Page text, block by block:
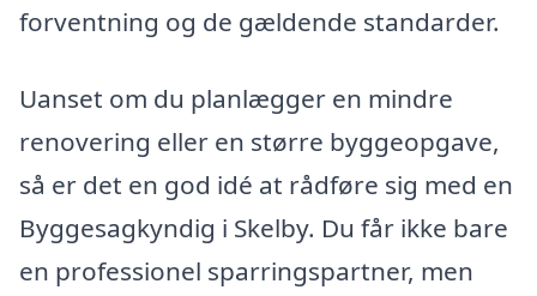
forventning og de gældende standarder.
Uanset om du planlægger en mindre
renovering eller en større byggeopgave,
så er det en god idé at rådføre sig med en
Byggesagkyndig i Skelby. Du får ikke bare
en professionel sparringspartner, men